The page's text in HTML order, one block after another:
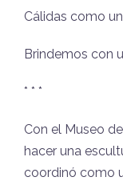
Cálidas como
Brindemos con
* * *
Con el Museo
hacer una
coordinó como